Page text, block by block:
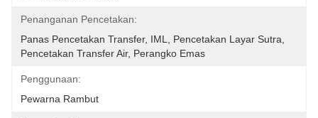
Penanganan Pencetakan:
Panas Pencetakan Transfer, IML, Pencetakan Layar Sutra,
Pencetakan Transfer Air, Perangko Emas
Penggunaan:
Pewarna Rambut